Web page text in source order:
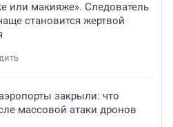
или макияже». Следователь
становится жертвой
закрыли: что
массовой атаки дронов